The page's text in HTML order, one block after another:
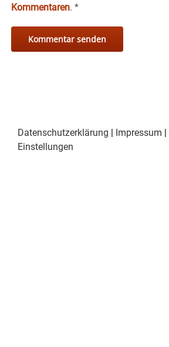
Kommentaren. *
Datenschutzerklärung | Impressum |
Einstellungen